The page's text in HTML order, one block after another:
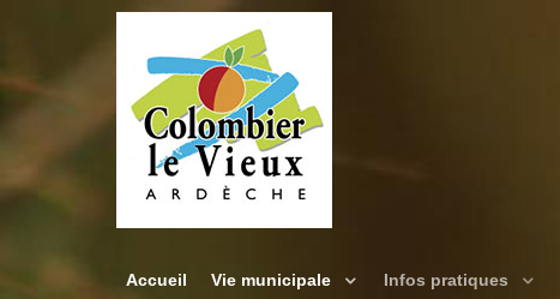
Accueil Vie municipale Infos pratiques